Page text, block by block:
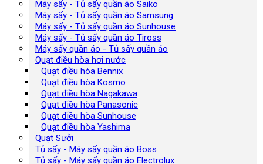
Máy sấy - Tủ sấy quần áo Saiko
Máy sấy - Tủ sấy quần áo Samsung
Máy sấy - Tủ sấy quần áo Sunhouse
Máy sấy - Tủ sấy quần áo Tiross
Máy sấy quần áo - Tủ sấy quần áo
Quạt điều hòa hơi nước
Quạt điều hòa Bennix
Quạt điều hòa Kosmo
Quạt điều hòa Nagakawa
Quạt điều hòa Panasonic
Quạt điều hòa Sunhouse
Quạt điều hòa Yashima
Quạt Sưởi
Tủ sấy - Máy sấy quần áo Boss
Tủ sấy - Máy sấy quần áo Electrolux